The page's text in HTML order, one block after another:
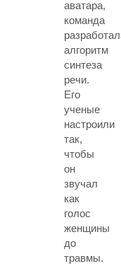
аватара,
команда
алгоритм
синтеза
речи.
Его
ученые
настроили
так,
чтобы
он
звучал
как
голос
женщины
до
травмы.